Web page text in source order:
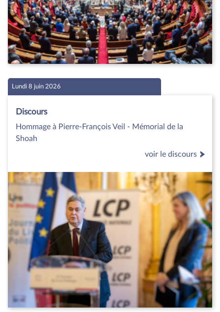
Lundi 8 juin 2026
Discours
Hommage à Pierre-François Veil - Mémorial de la
Shoah
voir le discours